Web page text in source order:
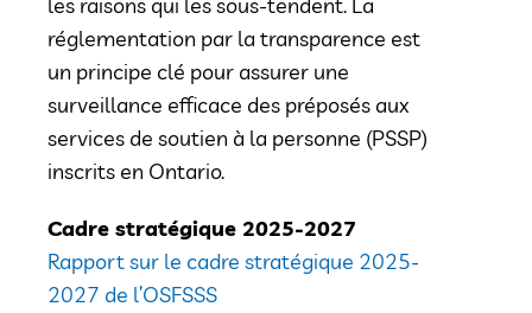
réglementation par la transparence est
un principe clé pour assurer une
surveillance efficace des préposés aux
services de soutien à la personne (PSSP)
inscrits en Ontario.
Cadre stratégique 2025-2027
Rapport sur le cadre stratégique 2025-
2027 de l’OSFSSS